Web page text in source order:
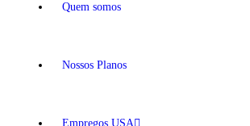
Quem somos
Nossos Planos
Empregos USA